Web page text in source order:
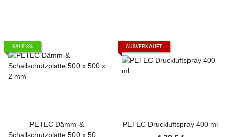
SALE 8%
PETEC Dämm-&
Schallschutzplatte 500 x 500 x
AUSVERKAUFT
PETEC Druckluftspray 400 ml